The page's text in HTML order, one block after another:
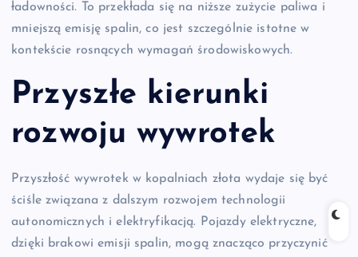
ładowności. To przekłada się na niższe zużycie paliwa i
mniejszą emisję spalin, co jest szczególnie istotne w
kontekście rosnących wymagań środowiskowych.
Przyszłe kierunki
rozwoju wywrotek
Przyszłość wywrotek w kopalniach złota wydaje się być
ściśle związana z dalszym rozwojem technologii
autonomicznych i elektryfikacją. Pojazdy elektryczne,
dzięki brakowi emisji spalin, mogą znacząco przyczynić